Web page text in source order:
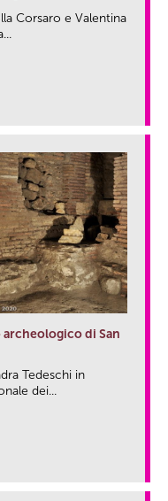
Corsaro e Valentina
di San
Tedeschi in
dei...